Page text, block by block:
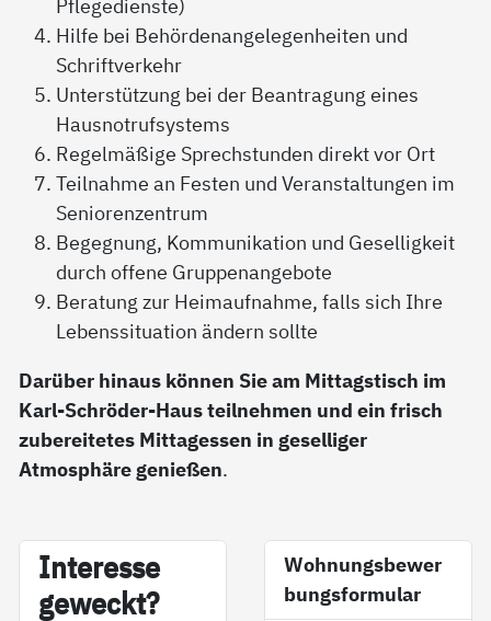
Pflegedienste)
Hilfe bei Behördenangelegenheiten und
Schriftverkehr
Unterstützung bei der Beantragung eines
Hausnotrufsystems
Regelmäßige Sprechstunden direkt vor Ort
Teilnahme an Festen und Veranstaltungen im
Seniorenzentrum
Begegnung, Kommunikation und Geselligkeit
durch offene Gruppenangebote
Beratung zur Heimaufnahme, falls sich Ihre
Lebenssituation ändern sollte
Darüber hinaus können Sie am Mittagstisch im
Karl-Schröder-Haus teilnehmen und ein frisch
zubereitetes Mittagessen in geselliger
Atmosphäre genießen.
In­ter­es­se
ge­weckt?
Wohnungsbewer
bungsformular